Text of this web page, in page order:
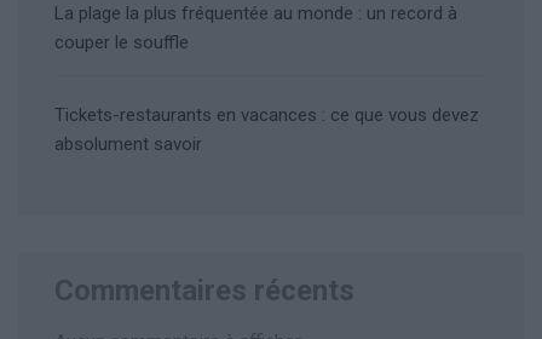
La plage la plus fréquentée au monde : un record à
couper le souffle
Tickets-restaurants en vacances : ce que vous devez
absolument savoir
Commentaires récents